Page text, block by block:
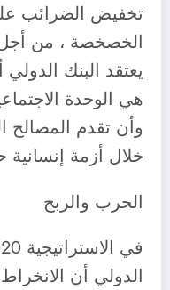
تخفيض الضرائب
الخصخصة ، من أجل
يعتقد البنك
هي الوحدة
وأن تقدم المصالح
خلال أزمة إنسانية
الحرب والربح
الدولي أن